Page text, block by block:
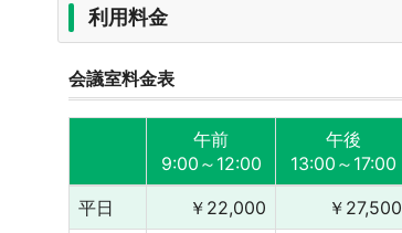
利用料金
会議室料金表
午前
9:00～12:00
午後
13:00～17:00
平日
￥22,000 ￥27,500